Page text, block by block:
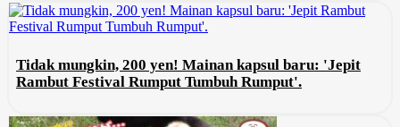
Tidak mungkin, 200 yen! Mainan kapsul baru: 'Jepit
Rambut Festival Rumput Tumbuh Rumput'.